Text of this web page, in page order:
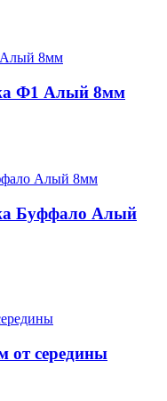
Ф1 Алый 8мм
Буффало Алый
от середины